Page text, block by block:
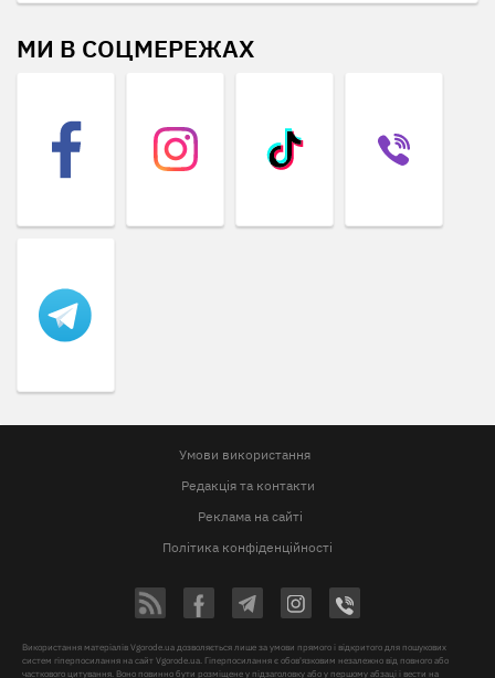
МИ В СОЦМЕРЕЖАХ
Умови використання
Редакція та контакти
Реклама на сайті
Політика конфіденційності
Використання матеріалів Vgorode.ua дозволяється лише за умови прямого і відкритого для пошукових
систем гіперпосилання на сайт Vgorode.ua. Гіперпосилання є обов'язковим незалежно від повного або
часткового цитування. Воно повинно бути розміщене у підзаголовку або у першому абзаці і вести на